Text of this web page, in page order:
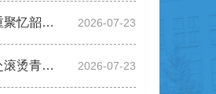
秩年返校丨廿载艺路守初心，久别重聚忆韶华——美术与设计专业2006届校友毕业二十周年重返母校 2026-07-23
秩年返校丨风则江畔廿年重聚，共赴滚烫青春之约——工商023班毕业20周年重返母校 2026-07-23